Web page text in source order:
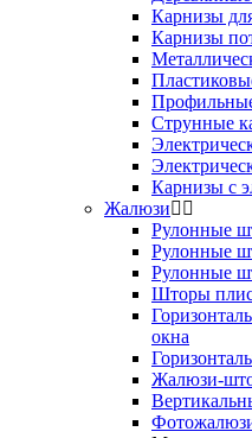
Карнизы
Карнизы
Струнные
Карнизы с
Жалюзи
Рулонные
Рулонные
Рулонные
Шторы
окна
Жалюзи-